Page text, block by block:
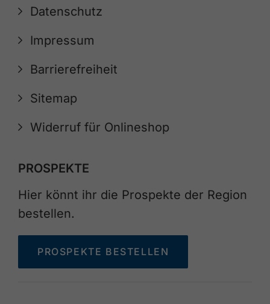
Datenschutz
Impressum
Barrierefreiheit
Sitemap
Widerruf für Onlineshop
PROSPEKTE
Hier könnt ihr die Prospekte der Region
bestellen.
PROSPEKTE BESTELLEN